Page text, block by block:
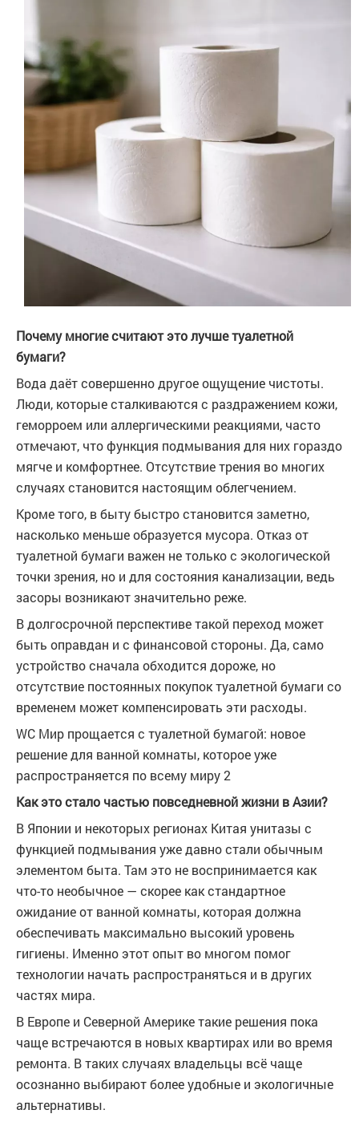
Почему многие считают это лучше туалетной
бумаги?
Вода даёт совершенно другое ощущение чистоты.
Люди, которые сталкиваются с раздражением кожи,
геморроем или аллергическими реакциями, часто
отмечают, что функция подмывания для них гораздо
мягче и комфортнее. Отсутствие трения во многих
случаях становится настоящим облегчением.
Кроме того, в быту быстро становится заметно,
насколько меньше образуется мусора. Отказ от
туалетной бумаги важен не только с экологической
точки зрения, но и для состояния канализации, ведь
засоры возникают значительно реже.
В долгосрочной перспективе такой переход может
быть оправдан и с финансовой стороны. Да, само
устройство сначала обходится дороже, но
отсутствие постоянных покупок туалетной бумаги со
временем может компенсировать эти расходы.
WC Мир прощается с туалетной бумагой: новое
решение для ванной комнаты, которое уже
распространяется по всему миру 2
Как это стало частью повседневной жизни в Азии?
В Японии и некоторых регионах Китая унитазы с
функцией подмывания уже давно стали обычным
элементом быта. Там это не воспринимается как
что-то необычное — скорее как стандартное
ожидание от ванной комнаты, которая должна
обеспечивать максимально высокий уровень
гигиены. Именно этот опыт во многом помог
технологии начать распространяться и в других
частях мира.
В Европе и Северной Америке такие решения пока
чаще встречаются в новых квартирах или во время
ремонта. В таких случаях владельцы всё чаще
осознанно выбирают более удобные и экологичные
альтернативы.